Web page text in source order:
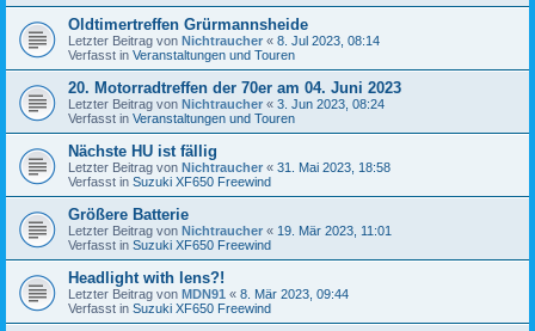
Oldtimertreffen Grürmannsheide
Letzter Beitrag von Nichtraucher « 8. Jul 2023, 08:14
Verfasst in Veranstaltungen und Touren
20. Motorradtreffen der 70er am 04. Juni 2023
Letzter Beitrag von Nichtraucher « 3. Jun 2023, 08:24
Verfasst in Veranstaltungen und Touren
Nächste HU ist fällig
Letzter Beitrag von Nichtraucher « 31. Mai 2023, 18:58
Verfasst in Suzuki XF650 Freewind
Größere Batterie
Letzter Beitrag von Nichtraucher « 19. Mär 2023, 11:01
Verfasst in Suzuki XF650 Freewind
Headlight with lens?!
Letzter Beitrag von MDN91 « 8. Mär 2023, 09:44
Verfasst in Suzuki XF650 Freewind